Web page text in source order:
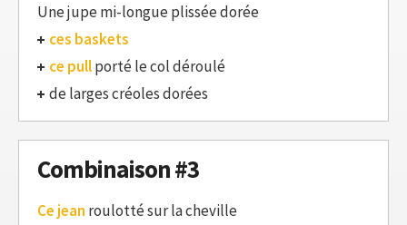
Une jupe mi-longue plissée dorée
ces baskets
ce pullporté le col déroulé
de larges créoles dorées
Combinaison #3
Ce jean roulotté sur la cheville